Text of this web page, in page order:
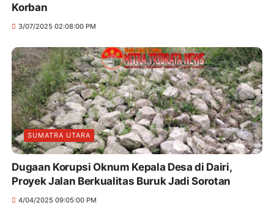
Korban
3/07/2025 02:08:00 PM
SUMATRA UTARA
Dugaan Korupsi Oknum Kepala Desa di Dairi,
Proyek Jalan Berkualitas Buruk Jadi Sorotan
4/04/2025 09:05:00 PM